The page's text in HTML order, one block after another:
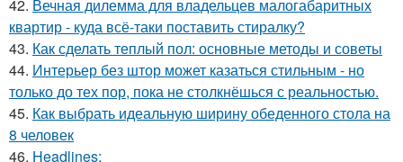
42. Вечная дилемма для владельцев малогабаритных
квартир - куда всё-таки поставить стиралку?
43. Как сделать теплый пол: основные методы и советы
44. Интерьер без штор может казаться стильным - но
только до тех пор, пока не столкнёшься с реальностью.
45. Как выбрать идеальную ширину обеденного стола на
8 человек
46. Headlines: